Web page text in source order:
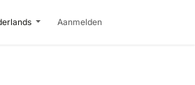
Aanmelden